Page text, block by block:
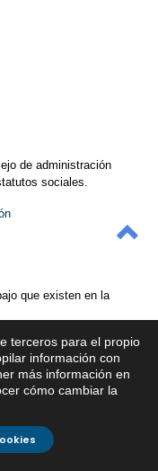
de administración
sociales.
que existen en la
terceros para el propio
información con
más información en
cómo cambiar la
cualquier duda sobre
haga click abajo.